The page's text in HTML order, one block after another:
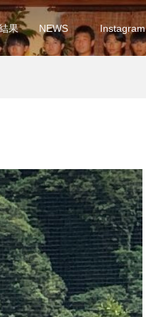
果 NEWS Instagram